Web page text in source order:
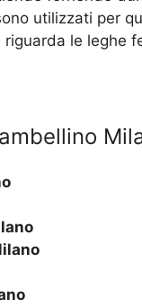
utilizzati per
le leghe